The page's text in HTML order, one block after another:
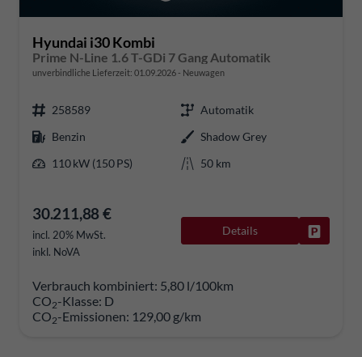
Hyundai i30 Kombi
Prime N-Line 1.6 T-GDi 7 Gang Automatik
unverbindliche Lieferzeit: 01.09.2026 Neuwagen
258589
Automatik
Benzin
Shadow Grey
110 kW (150 PS)
50 km
30.211,88 €
incl. 20% MwSt.
inkl. NoVA
Details
Verbrauch kombiniert: 5,80 l/100km
CO2-Klasse: D
CO2-Emissionen: 129,00 g/km